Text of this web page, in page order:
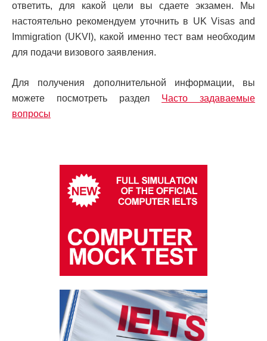
ответить, для какой цели вы сдаете экзамен. Мы
настоятельно рекомендуем уточнить в UK Visas and
Immigration (UKVI), какой именно тест вам необходим
для подачи визового заявления.
Для получения дополнительной информации, вы
можете посмотреть раздел Часто задаваемые
вопросы